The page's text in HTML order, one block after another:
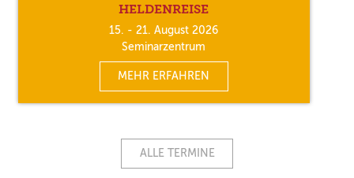
HELDENREISE
15. - 21. August 2026
Seminarzentrum
MEHR ERFAHREN
ALLE TERMINE